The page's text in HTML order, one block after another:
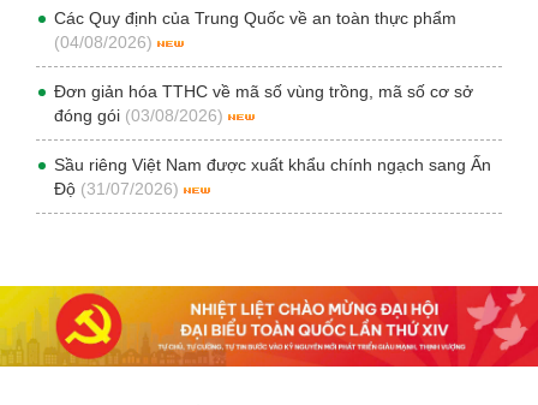
Các Quy định của Trung Quốc về an toàn thực phẩm
(04/08/2026)
Đơn giản hóa TTHC về mã số vùng trồng, mã số cơ sở
đóng gói (03/08/2026)
Sầu riêng Việt Nam được xuất khẩu chính ngạch sang Ấn
Độ (31/07/2026)